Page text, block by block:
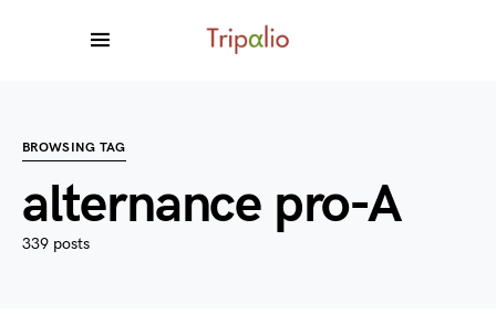
BROWSING TAG
alternance pro-A
339 posts